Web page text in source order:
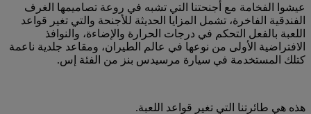
عيشوا الفخامة مع أجنحتنا التي تشبه في روعة تصاميمها الغرف
الفندقية الفاخرة، تشمل المزايا الحديثة للأجنحة والتي تغير قواعد
اللعبة بالفعل التحكم في درجات الحرارة والإضاءة، والنوافذ
الافتراضية الأولى من نوعها في عالم الطيران، ومقاعد جلدية ناعمة
كتلك المستخدمة في سيارة مرسيدس بنز من الفئة إس.
هذه هي طائرتنا التي تغير قواعد اللعبة.